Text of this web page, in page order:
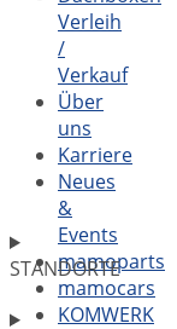
Verleih
/
Verkauf
Über
uns
Karriere
Neues
&
Events
mamoparts
mamocars
KOMWERK
STANDORTE